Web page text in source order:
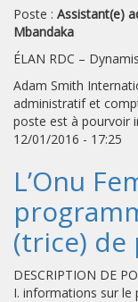
Poste : Assistant(e)
Mbandaka
ÉLAN RDC –
Adam Smith
administratif et
poste est à pourvoir
12/01/2016 - 17:25
L’Onu
(trice) de
DESCRIPTION DE
I. informations sur le